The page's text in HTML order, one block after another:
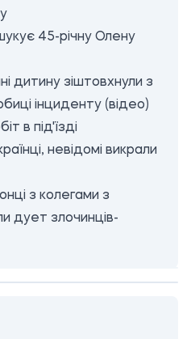
45-річну Олену
дитину зіштовхнули з
інциденту (відео)
в під'їзді
невідомі викрали
з колегами з
дует злочинців-